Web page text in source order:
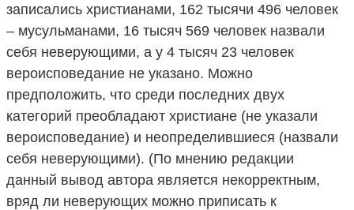
записались христианами, 162 тысячи 496 человек
– мусульманами, 16 тысяч 569 человек назвали
себя неверующими, а у 4 тысяч 23 человек
вероисповедание не указано. Можно
предположить, что среди последних двух
категорий преобладают христиане (не указали
вероисповедание) и неопределившиеся (назвали
себя неверующими). (По мнению редакции
данный вывод автора является некорректным,
вряд ли неверующих можно приписать к